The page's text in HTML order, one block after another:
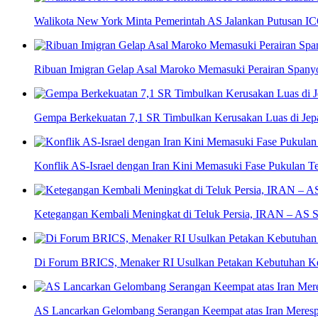
Walikota New York Minta Pemerintah AS Jalankan Putusan
Ribuan Imigran Gelap Asal Maroko Memasuki Perairan
Gempa Berkekuatan 7,1 SR Timbulkan Kerusakan Luas di
Konflik AS-Israel dengan Iran Kini Memasuki Fase Pukulan
Ketegangan Kembali Meningkat di Teluk Persia, IRAN – AS
Di Forum BRICS, Menaker RI Usulkan Petakan Kebutuhan
AS Lancarkan Gelombang Serangan Keempat atas Iran